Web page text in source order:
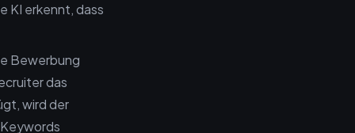
KI erkennt, dass
Bewerbung
das
wird der